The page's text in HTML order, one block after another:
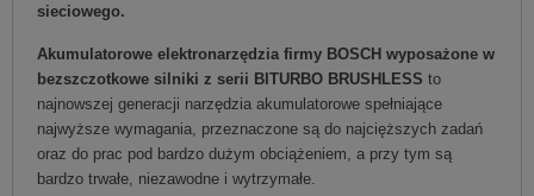
sieciowego.
Akumulatorowe elektronarzędzia firmy BOSCH wyposażone w
bezszczotkowe silniki z serii BITURBO BRUSHLESS to
najnowszej generacji narzędzia akumulatorowe spełniające
najwyższe wymagania, przeznaczone są do najcięższych zadań
oraz do prac pod bardzo dużym obciążeniem, a przy tym są
bardzo trwałe, niezawodne i wytrzymałe.